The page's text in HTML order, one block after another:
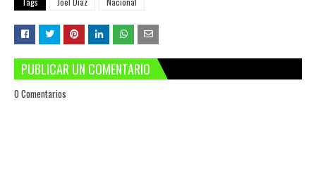
PUBLICAR UN COMENTARIO
0 Comentarios